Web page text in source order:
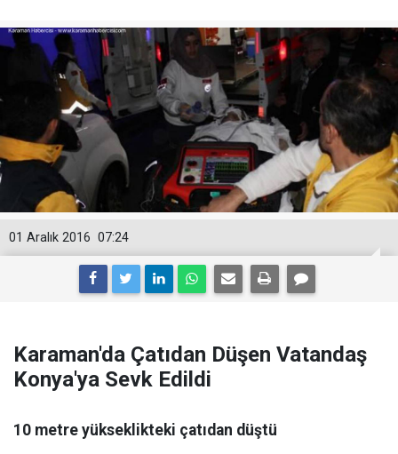
07:24
01 Aralık 2016
Karaman'da Çatıdan Düşen Vatandaş
Konya'ya Sevk Edildi
10 metre yükseklikteki çatıdan düştü